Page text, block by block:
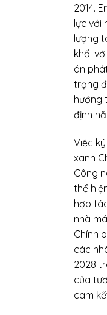
2014.
lực với
lượng
khối
án
trọng
hướng
định
Việc
xanh
Công
thể
hợp
nhà
Chính
các
2028
của
cam